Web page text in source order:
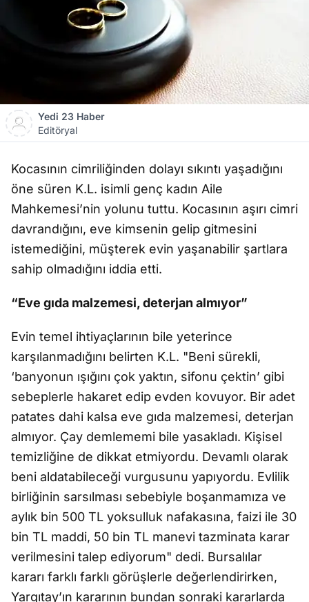
Yedi 23 Haber
Editöryal
Kocasının cimriliğinden dolayı sıkıntı yaşadığını
öne süren K.L. isimli genç kadın Aile
Mahkemesi’nin yolunu tuttu. Kocasının aşırı cimri
davrandığını, eve kimsenin gelip gitmesini
istemediğini, müşterek evin yaşanabilir şartlara
sahip olmadığını iddia etti.
“Eve gıda malzemesi, deterjan almıyor”
Evin temel ihtiyaçlarının bile yeterince
karşılanmadığını belirten K.L. "Beni sürekli,
‘banyonun ışığını çok yaktın, sifonu çektin’ gibi
sebeplerle hakaret edip evden kovuyor. Bir adet
patates dahi kalsa eve gıda malzemesi, deterjan
almıyor. Çay demlememi bile yasakladı. Kişisel
temizliğine de dikkat etmiyordu. Devamlı olarak
beni aldatabileceği vurgusunu yapıyordu. Evlilik
birliğinin sarsılması sebebiyle boşanmamıza ve
aylık bin 500 TL yoksulluk nafakasına, faizi ile 30
bin TL maddi, 50 bin TL manevi tazminata karar
verilmesini talep ediyorum" dedi. Bursalılar
kararı farklı farklı görüşlerle değerlendirirken,
Yargıtay’ın kararının bundan sonraki kararlarda